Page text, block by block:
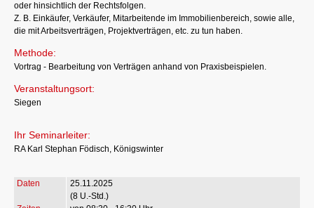
oder hinsichtlich der Rechtsfolgen.
Z. B. Einkäufer, Verkäufer, Mitarbeitende im Immobilienbereich, sowie alle,
die mit Arbeitsverträgen, Projektverträgen, etc. zu tun haben.
Methode:
Vortrag - Bearbeitung von Verträgen anhand von Praxisbeispielen.
Veranstaltungsort:
Siegen
Ihr Seminarleiter:
RA Karl Stephan Födisch, Königswinter
25.11.2025
(8 U.-Std.)